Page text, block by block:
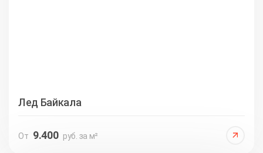
Лед Байкала
От 9.400 руб. за м²